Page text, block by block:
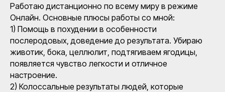
Работаю дистанционно по всему миру в режиме
Онлайн. Основные плюсы работы со мной:
1) Помощь в похудении в особенности
послеродовых, доведение до результата. Убираю
животик, бока, целлюлит, подтягиваем ягодицы,
появляется чувство легкости и отличное
настроение.
2) Колоссальные результаты людей, которые